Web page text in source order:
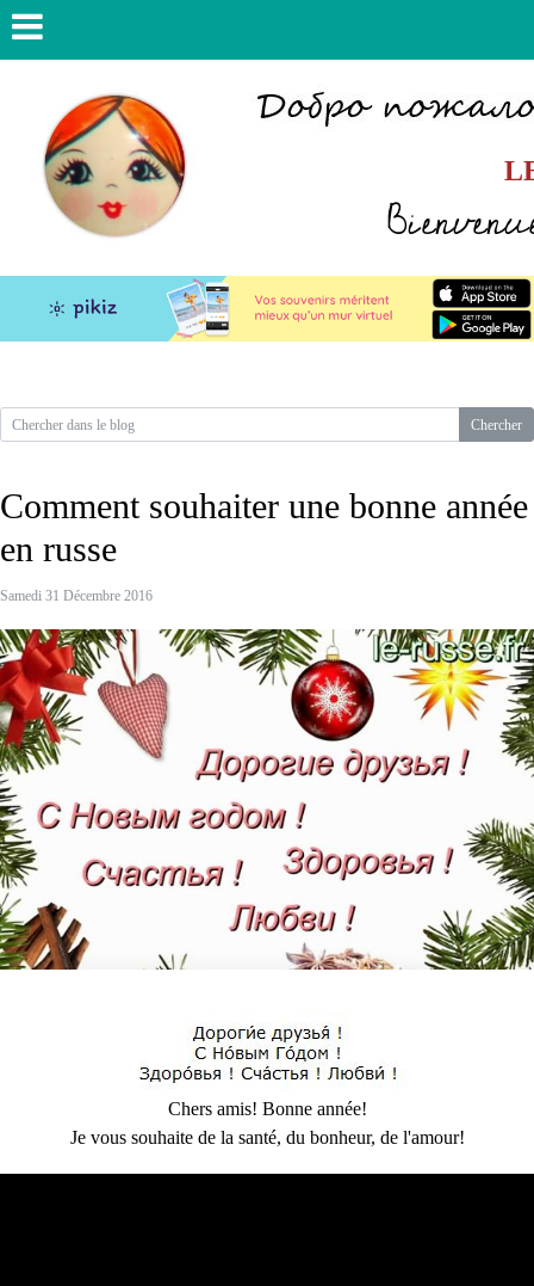
Comment souhaiter une bonne année
en russe
Samedi 31 Décembre 2016
Chers amis! Bonne année!
Je vous souhaite de la santé, du bonheur, de l'amour!